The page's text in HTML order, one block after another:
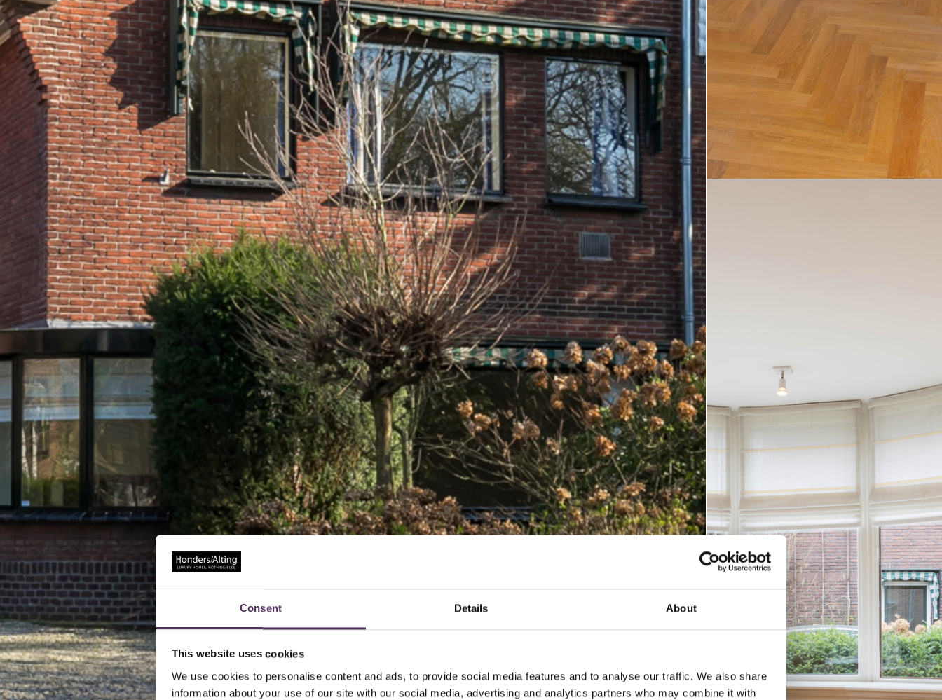
Consent Details About
This website uses cookies
We use cookies to personalise content and ads, to provide social media features and to analyse our traffic. We also share
information about your use of our site with our social media, advertising and analytics partners who may combine it with